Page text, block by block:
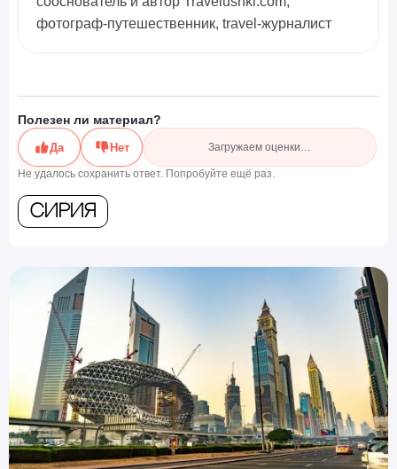
фотограф-путешественник, travel-журналист
Полезен ли материал?
Да Нет Загружаем оценки…
Не удалось сохранить ответ. Попробуйте ещё раз.
Сирия